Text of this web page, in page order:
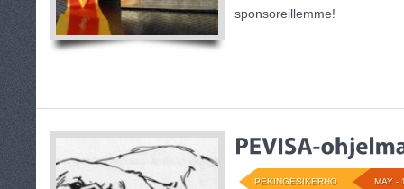
sponsoreillemme!
MAY -
PEKINGESIKERHO